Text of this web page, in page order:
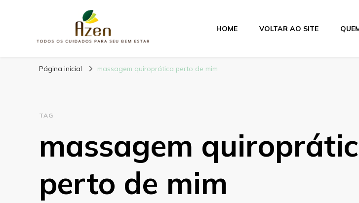
Blog
HOME VOLTAR AO SITE
Página inicial massagem quiroprática perto de mim
TAG
massagem
perto de mim